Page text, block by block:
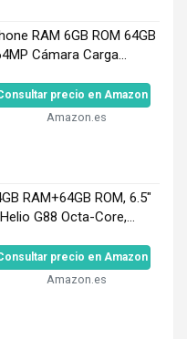
RAM 6GB ROM 64GB
Cámara Carga...
precio en Amazon
Amazon.es
RAM+64GB ROM, 6.5"
G88 Octa-Core,...
precio en Amazon
Amazon.es